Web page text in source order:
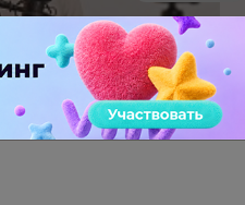
маркетинга вошел в фазу
роста